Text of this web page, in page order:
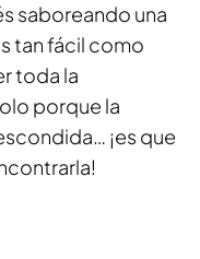
saboreando una
tan fácil como
toda la
porque la
¡es que